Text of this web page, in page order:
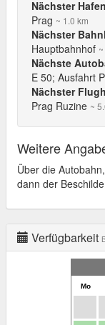
Nächster
Prag ~ 1.0 km
Nächster
Hauptbahnhof
Nächste
E 50; Ausfahrt
Nächster
Prag Ruzine ~
Weitere
Über die
dann der
Verfügbarkeit
Mo